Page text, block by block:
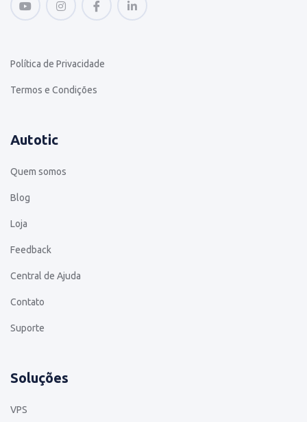
Política de Privacidade
Termos e Condições
Autotic
Quem somos
Blog
Loja
Feedback
Central de Ajuda
Contato
Suporte
Soluções
VPS